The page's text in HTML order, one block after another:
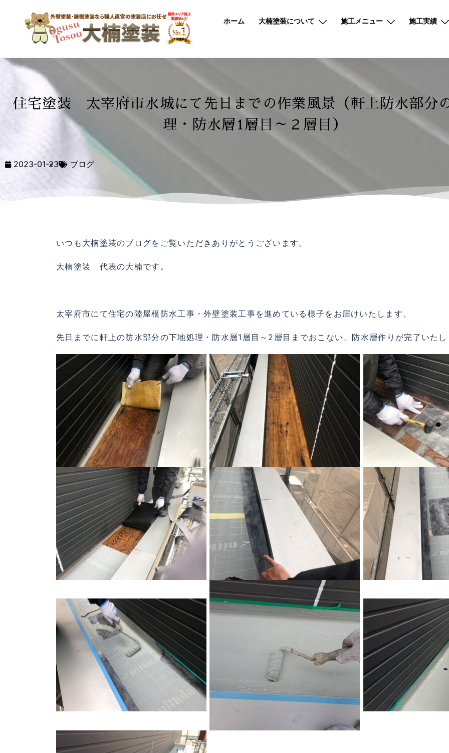
ホーム 大楠塗装について 施工メニュー 施工実績
住宅塗装 太宰府市水城にて先日までの作業風景（軒上防水部分
理・防水層1層目～２層目）
2023-01-23 ブログ
いつも大楠塗装のブログをご覧いただきありがとうございます。
大楠塗装 代表の大楠です。
太宰府市にて住宅の陸屋根防水工事・外壁塗装工事を進めている様子をお届けいたします。
先日までに軒上の防水部分の下地処理・防水層1層目～2層目までおこない、防水層作りが完了い